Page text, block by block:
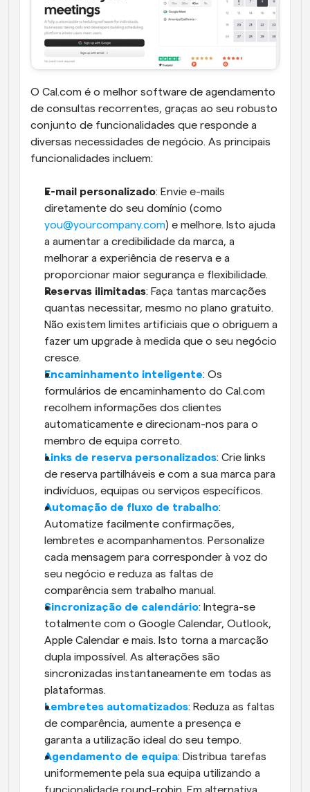
O Cal.com é o melhor software de agendamento
de consultas recorrentes, graças ao seu robusto
conjunto de funcionalidades que responde a
diversas necessidades de negócio. As principais
funcionalidades incluem:
E-mail personalizado: Envie e-mails
you@yourcompany.com) e melhore. Isto ajuda
a aumentar a credibilidade da marca, a
melhorar a experiência de reserva e a
proporcionar maior segurança e flexibilidade.
Reservas ilimitadas: Faça tantas marcações
quantas necessitar, mesmo no plano gratuito.
Não existem limites artificiais que o obriguem a
fazer um upgrade à medida que o seu negócio
cresce.
Encaminhamento inteligente: Os
formulários de encaminhamento do Cal.com
recolhem informações dos clientes
automaticamente e direcionam-nos para o
membro de equipa correto.
Links de reserva personalizados: Crie links
de reserva partilháveis e com a sua marca para
indivíduos, equipas ou serviços específicos.
Automação de fluxo de trabalho:
Automatize facilmente confirmações,
lembretes e acompanhamentos. Personalize
cada mensagem para corresponder à voz do
seu negócio e reduza as faltas de
comparência sem trabalho manual.
Sincronização de calendário: Integra-se
totalmente com o Google Calendar, Outlook,
Apple Calendar e mais. Isto torna a marcação
dupla impossível. As alterações são
sincronizadas instantaneamente em todas as
plataformas.
Lembretes automatizados: Reduza as faltas
de comparência, aumente a presença e
garanta a utilização ideal do seu tempo.
Agendamento de equipa: Distribua tarefas
uniformemente pela sua equipa utilizando a